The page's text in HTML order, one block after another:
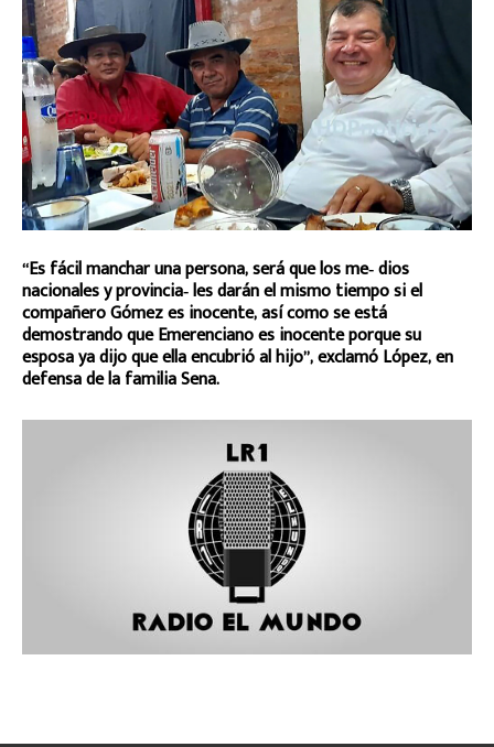
“Es fácil manchar una persona, será que los me‑ dios
nacionales y provincia‑ les darán el mismo tiempo si el
compañero Gómez es inocente, así como se está
demostrando que Emerenciano es inocente porque su
esposa ya dijo que ella encubrió al hijo”, exclamó López, en
defensa de la familia Sena.